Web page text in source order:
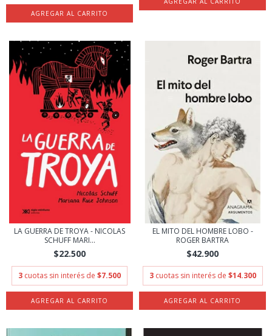
LA GUERRA DE TROYA - NICOLAS
SCHUFF MARI...
$22.500
3 cuotas sin interés de $7.500
EL MITO DEL HOMBRE LOBO -
ROGER BARTRA
$42.900
3 cuotas sin interés de $14.300